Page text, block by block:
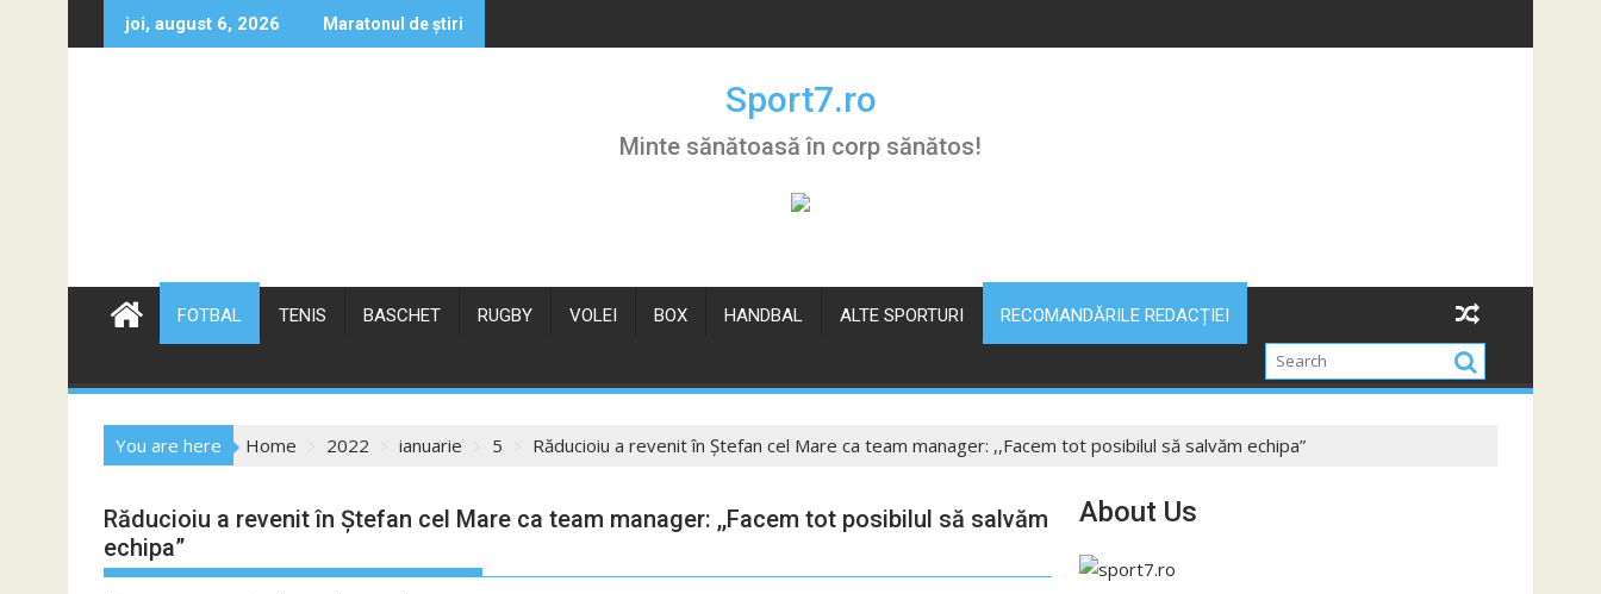
to
joi, august 6, 2026 Maratonul de știri
Sport7.ro
Minte sănătoasă în corp sănătos!
FOTBAL TENIS BASCHET RUGBY VOLEI BOX HANDBAL ALTE SPORTURI RECOMANDĂRILE REDACȚIEI
You are here Home 2022 ianuarie 5 Răducioiu a revenit în Ștefan cel Mare ca team manager: ,,Facem tot posibilul să salvăm echipa”
Răducioiu a revenit în Ștefan cel Mare ca team manager: ,,Facem tot posibilul să salvăm
echipa”
About Us